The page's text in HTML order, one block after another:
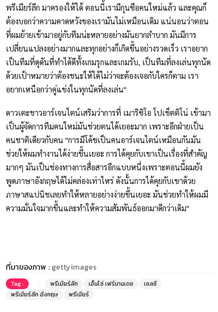
พรีเมียร์ลีก มาครองให้ได้ ตอนนี้เรามีกุนซือคนใหม่แล้ว และคุณก็
ต้องบอกว่าความคาดหวังของเรามันไม่เหมือนเดิม แน่นอนว่าตอน
ที่ผมย้ายเข้ามาอยู่กับทีมน่ะหลายอย่างมันยากลำบาก มันมีการ
เปลี่ยนแปลงอย่างมากและทุกอย่างก็เกิดขึ้นอย่างรวดเร็ว เราอยาก
เป็นทีมที่ดุดันที่ทำได้ดีทั้งเกมรุกและเกมรับ, เป็นทีมที่ลงเล่นทุกนัด
ด้วยเป้าหมายว่าต้องชนะให้ได้ไม่ว่าจะต้องเจอกับใครก็ตาม เรา
อยากเหนือกว่าคู่แข่งในทุกนัดที่ลงเล่น"
ดาวเตะชาวอาร์เจนไตน์เสริมว่าการที่ เมาริซิโอ โปเช็ตติโน่ เข้ามา
เป็นผู้จัดการทีมคนใหม่มันช่วยตนได้เยอะมาก เพราะอีกฝ่ายเป็น
คนชาติเดียวกับคน "การมีโค้ชเป็นคนอาร์เจนไตน์เหมือนกันมัน
ช่วยให้ผมทำงานได้ง่ายขึ้นเยอะ การได้คุยกับเขาเป็นเรื่องที่สำคัญ
มากๆ มันเป็นช่องทางการสื่อสารอีกแบบหนึ่งเพราะตอนนี้ผมยัง
พูดภาษาอังกฤษได้ไม่คล่องเท่าไหร่ ดังนั้นการได้คุยกับเขาด้วย
ภาษาสแปนิชเลยทำให้หลายอย่างง่ายขึ้นเยอะ มันช่วยทำให้ผมมี
ความมั่นใจมากขึ้นและทำให้ความสัมพันธ์ออกมาดีกว่าเดิม"
ที่มาของภาพ : gettyimages
Tag : พรีเมียร์ลีก เอ็นโซ่ เฟร์นานเดซ
เชลซี
พรีเมียร์ลีก อังกฤษ
พรีเมียร์